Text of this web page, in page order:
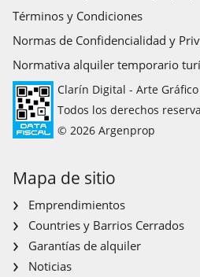
Términos y Condiciones
Normas de Confidencialidad y
Normativa alquiler temporario
Clarín Digital - Arte
Todos los derechos
© 2026 Argenprop
Mapa de sitio
Emprendimientos
Countries y Barrios Cerrados
Garantías de alquiler
Noticias